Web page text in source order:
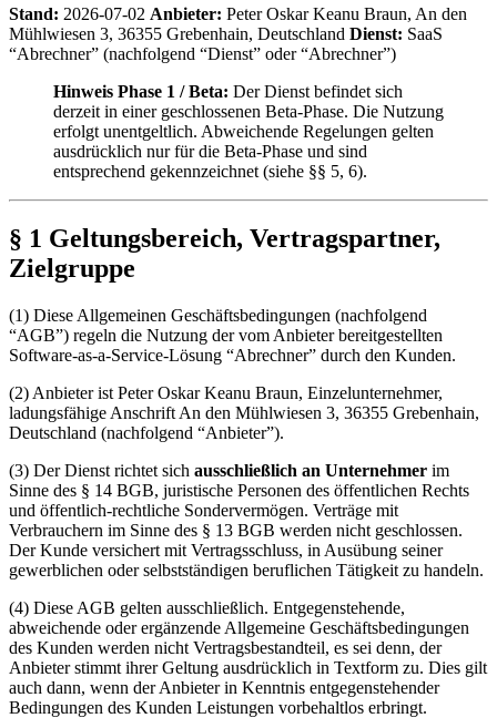
Stand: 2026-07-02 Anbieter: Peter Oskar Keanu Braun, An den
Mühlwiesen 3, 36355 Grebenhain, Deutschland Dienst: SaaS
“Abrechner” (nachfolgend “Dienst” oder “Abrechner”)
Hinweis Phase 1 / Beta: Der Dienst befindet sich
derzeit in einer geschlossenen Beta-Phase. Die Nutzung
erfolgt unentgeltlich. Abweichende Regelungen gelten
ausdrücklich nur für die Beta-Phase und sind
entsprechend gekennzeichnet (siehe §§ 5, 6).
§ 1 Geltungsbereich, Vertragspartner,
Zielgruppe
(1) Diese Allgemeinen Geschäftsbedingungen (nachfolgend
“AGB”) regeln die Nutzung der vom Anbieter bereitgestellten
Software-as-a-Service-Lösung “Abrechner” durch den Kunden.
(2) Anbieter ist Peter Oskar Keanu Braun, Einzelunternehmer,
ladungsfähige Anschrift An den Mühlwiesen 3, 36355 Grebenhain,
Deutschland (nachfolgend “Anbieter”).
(3) Der Dienst richtet sich ausschließlich an Unternehmer im
Sinne des § 14 BGB, juristische Personen des öffentlichen Rechts
und öffentlich-rechtliche Sondervermögen. Verträge mit
Verbrauchern im Sinne des § 13 BGB werden nicht geschlossen.
Der Kunde versichert mit Vertragsschluss, in Ausübung seiner
gewerblichen oder selbstständigen beruflichen Tätigkeit zu handeln.
(4) Diese AGB gelten ausschließlich. Entgegenstehende,
abweichende oder ergänzende Allgemeine Geschäftsbedingungen
des Kunden werden nicht Vertragsbestandteil, es sei denn, der
Anbieter stimmt ihrer Geltung ausdrücklich in Textform zu. Dies gilt
auch dann, wenn der Anbieter in Kenntnis entgegenstehender
Bedingungen des Kunden Leistungen vorbehaltlos erbringt.